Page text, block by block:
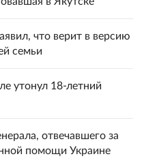
что верит в версию
семьи
утонул 18-летний
отвечавшего за
помощи Украине